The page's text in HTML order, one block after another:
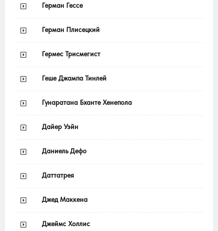
Герман Гессе
Герман Плисецкий
Гермес Трисмегист
Геше Джампа Тинлей
Гунаратана Бханте Хенепола
Дайер Уэйн
Даниель Дефо
Даттатрея
Джед Маккена
Джеймс Холлис